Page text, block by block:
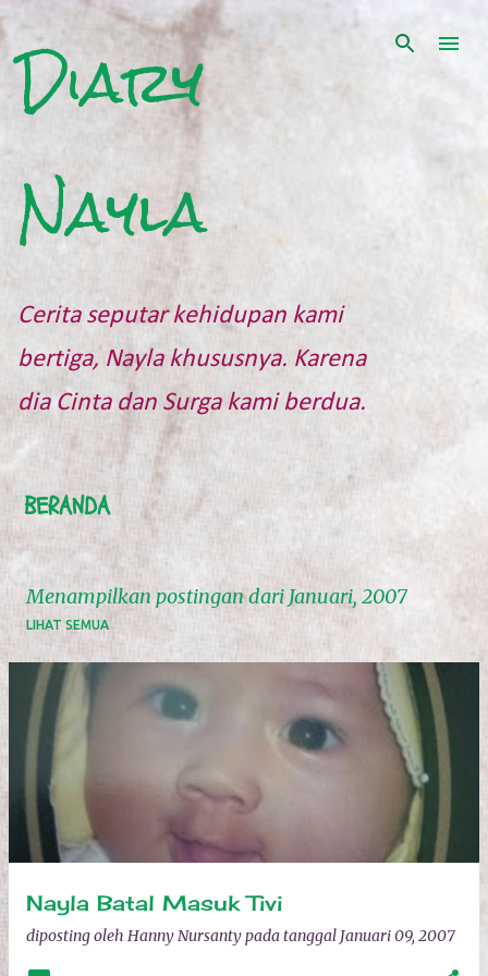
Langsung ke konten utama
Diary
Nayla
Cerita seputar kehidupan kami
bertiga, Nayla khususnya. Karena
dia Cinta dan Surga kami berdua.
BERANDA
Menampilkan postingan dari Januari, 2007
LIHAT SEMUA
s
t
i
n
g
a
n
Nayla Batal Masuk Tivi
diposting oleh Hanny Nursantypada tanggal Januari 09, 2007